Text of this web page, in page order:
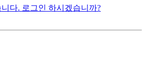
다. 로그인 하시겠습니까?